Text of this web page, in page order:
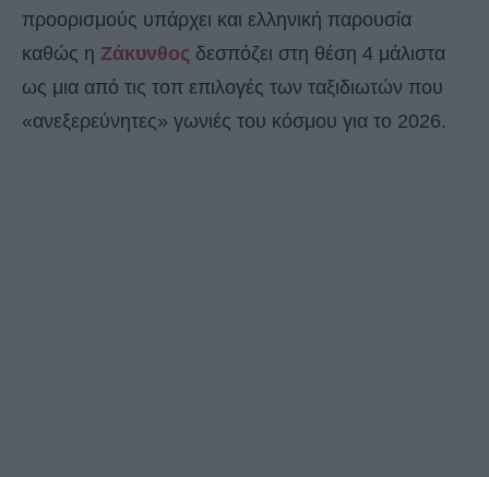
προορισμούς υπάρχει και ελληνική παρουσία
καθώς η Ζάκυνθος δεσπόζει στη θέση 4 μάλιστα
ως μια από τις τοπ επιλογές των ταξιδιωτών που
«ανεξερεύνητες» γωνιές του κόσμου για το 2026.